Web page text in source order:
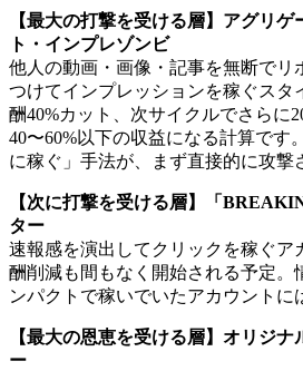
【最大の打撃を受ける層】アグリ
ト・インプレゾンビ
他人の動画・画像・記事を無断でリ
つけてインプレッションを稼ぐスタ
酬40%カット、次サイクルでさらに
40〜60%以下の収益になる計算です
に稼ぐ」手法が、まず直接的に攻撃
【次に打撃を受ける層】「
ター
速報感を演出してクリックを稼ぐア
酬削減も間もなく開始される予定。
ンパクトで稼いでいたアカウントに
【最大の恩恵を受ける層】オリジ
ー